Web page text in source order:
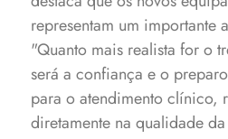
representam um importante
"Quanto mais realista for o
será a confiança e o
para o atendimento clínico,
diretamente na qualidade